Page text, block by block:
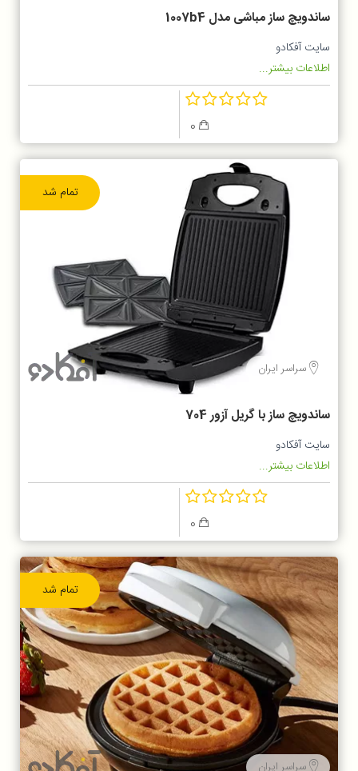
ساندویچ ساز مباشی مدل 1007b4
سایت آفکادو
اطلاعات بیشتر...
0
تمام شد
سراسر ایران
ساندویچ ساز با گریل آزور 704
سایت آفکادو
اطلاعات بیشتر...
0
تمام شد
سراسر ایران